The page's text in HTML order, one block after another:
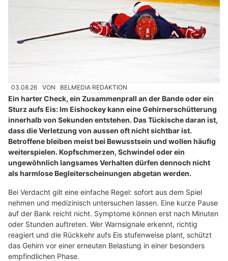
03.08.26 VON BELMEDIA REDAKTION
Ein harter Check, ein Zusammenprall an der Bande oder ein
Sturz aufs Eis: Im Eishockey kann eine Gehirnerschütterung
innerhalb von Sekunden entstehen. Das Tückische daran ist,
dass die Verletzung von aussen oft nicht sichtbar ist.
Betroffene bleiben meist bei Bewusstsein und wollen häufig
weiterspielen. Kopfschmerzen, Schwindel oder ein
ungewöhnlich langsames Verhalten dürfen dennoch nicht
als harmlose Begleiterscheinungen abgetan werden.
Bei Verdacht gilt eine einfache Regel: sofort aus dem Spiel
nehmen und medizinisch untersuchen lassen. Eine kurze Pause
auf der Bank reicht nicht. Symptome können erst nach Minuten
oder Stunden auftreten. Wer Warnsignale erkennt, richtig
reagiert und die Rückkehr aufs Eis stufenweise plant, schützt
das Gehirn vor einer erneuten Belastung in einer besonders
empfindlichen Phase.